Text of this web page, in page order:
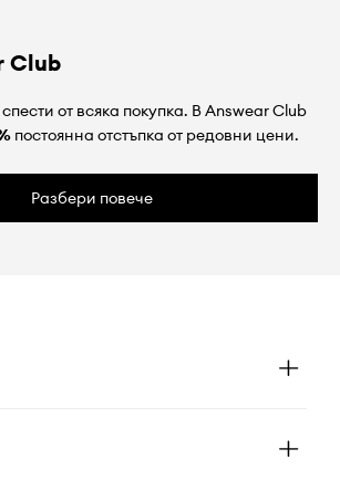
Club
от всяка покупка. В Answear Club
постоянна отстъпка от редовни цени.
Разбери повече